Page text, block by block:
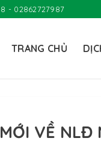
- 02862727987
TRANG CHỦ
VỀ NLĐ